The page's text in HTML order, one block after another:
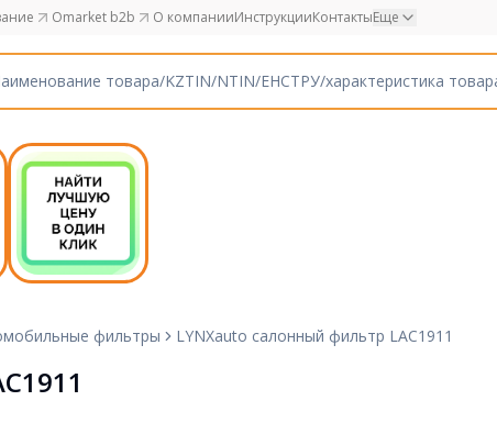
Omarket b2b О компанииИнструкцииКонтактыЕще
фильтры LYNXauto салонный фильтр LAC1911